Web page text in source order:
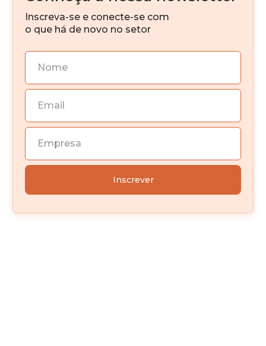
Investimento imobiliário
Inscreva-se e conecte-se com
o que há de novo no setor